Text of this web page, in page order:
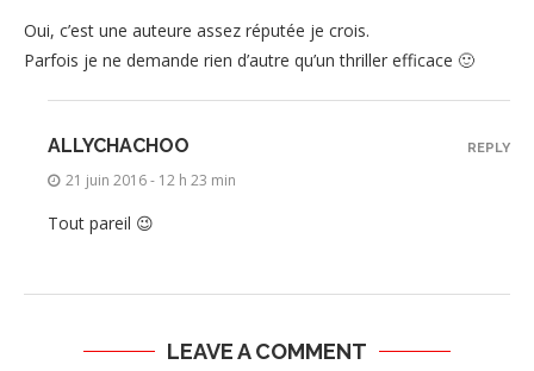
Oui, c’est une auteure assez réputée je crois.
Parfois je ne demande rien d’autre qu’un thriller efficace 🙂
ALLYCHACHOO
21 juin 2016 - 12 h 23 min
Tout pareil 😉
REPLY
LEAVE A COMMENT